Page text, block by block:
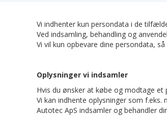
Vi indhenter kun persondata i de
Ved indsamling, behandling og
Vi vil kun opbevare dine persondata,
Oplysninger vi indsamler
Hvis du ønsker at købe og modtage
Vi kan indhente oplysninger som
Autotec ApS indsamler og behandler